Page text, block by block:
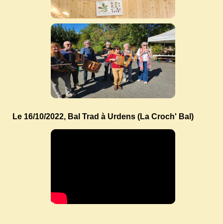
Le 16/10/2022, Bal Trad à Urdens (La Croch' Bal)